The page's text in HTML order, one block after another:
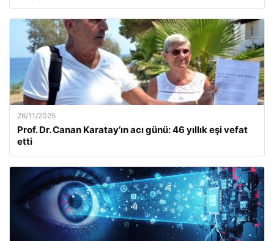
26/11/2025
Prof. Dr. Canan Karatay’ın acı günü: 46 yıllık eşi vefat
etti